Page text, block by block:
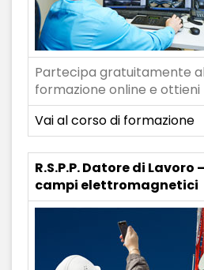
Partecipa gratuitamente
formazione online e
Vai al corso di formazione
R.S.P.P. Datore di
campi elettromagnetici